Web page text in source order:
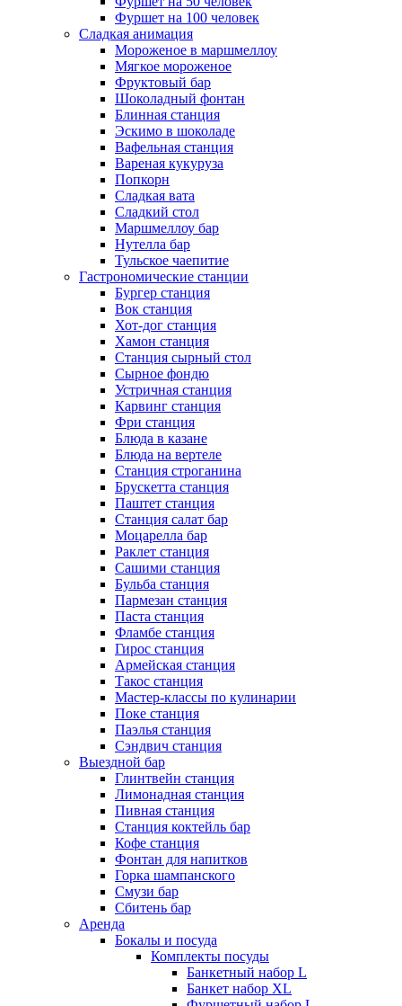
Фуршет на 100 человек
Сладкая анимация
Мороженое в маршмеллоу
Мягкое мороженое
Фруктовый бар
Шоколадный фонтан
Блинная станция
Эскимо в шоколаде
Вафельная станция
Вареная кукуруза
Попкорн
Сладкая вата
Сладкий стол
Маршмеллоу бар
Нутелла бар
Тульское чаепитие
Гастрономические станции
Бургер станция
Вок станция
Хот-дог станция
Хамон станция
Станция сырный стол
Сырное фондю
Устричная станция
Карвинг станция
Фри станция
Блюда в казане
Блюда на вертеле
Станция строганина
Брускетта станция
Паштет станция
Станция салат бар
Моцарелла бар
Раклет станция
Сашими станция
Бульба станция
Пармезан станция
Паста станция
Фламбе станция
Гирос станция
Армейская станция
Такос станция
Мастер-классы по кулинарии
Поке станция
Паэлья станция
Сэндвич станция
Выездной бар
Глинтвейн станция
Лимонадная станция
Пивная станция
Станция коктейль бар
Кофе станция
Фонтан для напитков
Горка шампанского
Смузи бар
Сбитень бар
Аренда
Бокалы и посуда
Комплекты посуды
Банкетный набор L
Банкет набор XL